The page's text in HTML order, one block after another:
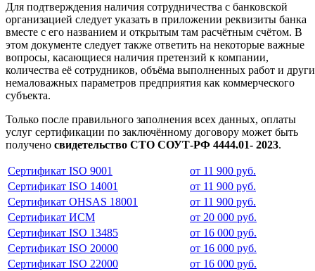
Для подтверждения наличия сотрудничества с банковской
организацией следует указать в приложении реквизиты банка
вместе с его названием и открытым там расчётным счётом. В
этом документе следует также ответить на некоторые важные
вопросы, касающиеся наличия претензий к компании,
количества её сотрудников, объёма выполненных работ и
немаловажных параметров предприятия как коммерческого
субъекта.
Только после правильного заполнения всех данных, оплаты
услуг сертификации по заключённому договору может быть
получено свидетельство СТО СОУТ-РФ 4444.01- 2023.
Сертификат ISO 9001
от 11 900 руб.
Сертификат ISO 14001
от 11 900 руб.
Сертификат OHSAS 18001
от 11 900 руб.
Сертификат ИСМ
от 20 000 руб.
Сертификат ISO 13485
от 16 000 руб.
Сертификат ISO 20000
от 16 000 руб.
Сертификат ISO 22000
от 16 000 руб.